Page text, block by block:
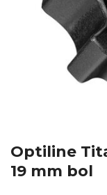
Optiline
19 mm bol